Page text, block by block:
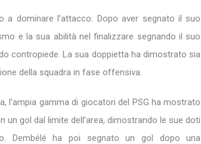
a dominare l’attacco. Dopo aver segnato il suo
e la sua abilità nel finalizzare segnando il suo
contropiede. La sua doppietta ha dimostrato sia
della squadra in fase offensiva.
l’ampia gamma di giocatori del PSG ha mostrato
gol dal limite dell’area, dimostrando le sue doti
Dembélé ha poi segnato un gol dopo una